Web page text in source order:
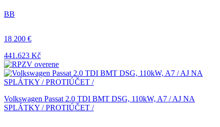
BB
18 200 €
441.623 Kč
Volkswagen Passat 2.0 TDI BMT DSG, 110kW, A7 / AJ NA
SPLÁTKY / PROTIÚČET /